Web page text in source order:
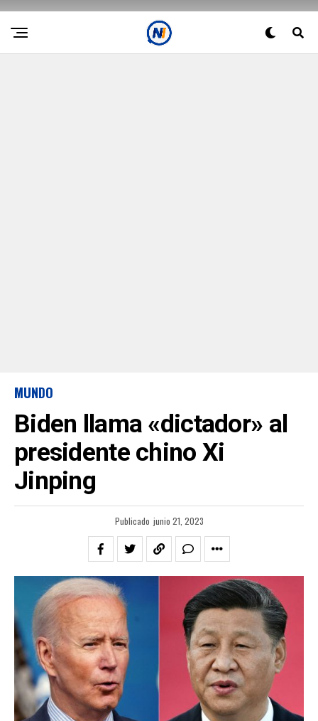
MUNDO
Biden llama «dictador» al
presidente chino Xi
Jinping
Publicado junio 21, 2023